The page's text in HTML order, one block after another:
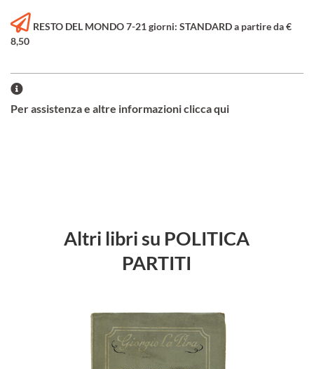
RESTO DEL MONDO 7-21 giorni: STANDARD a partire da €
8,50
Per assistenza e altre informazioni clicca qui
Altri libri su POLITICA
PARTITI